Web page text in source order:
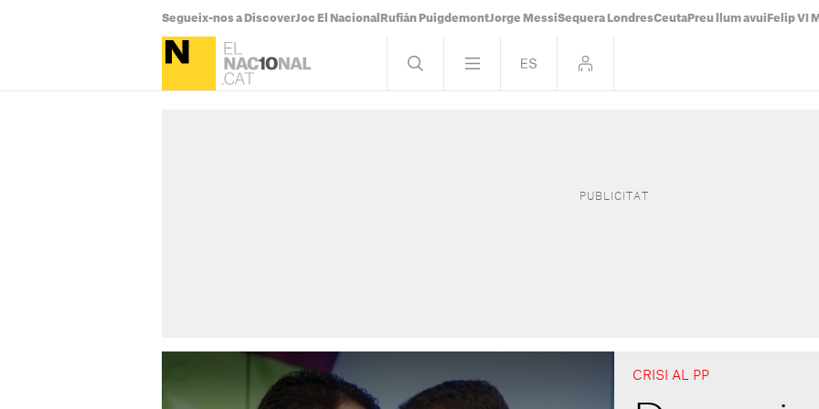
Segueix-nos a DiscoverJoc El Nacional Rufián PuigdemontJorge MessiSequera LondresCeuta Preu llum avui Felip VI
CRISI AL PP